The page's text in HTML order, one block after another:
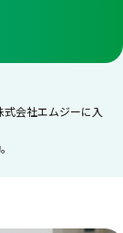
会社エムジーに入